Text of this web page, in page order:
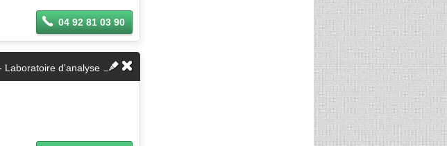
04 92 81 03 90
Laboratoire d'analyse